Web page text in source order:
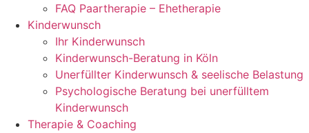
FAQ Paartherapie – Ehetherapie
Kinderwunsch
Ihr Kinderwunsch
Kinderwunsch-Beratung in Köln
Unerfüllter Kinderwunsch & seelische Belastung
Psychologische Beratung bei unerfülltem
Kinderwunsch
Therapie & Coaching